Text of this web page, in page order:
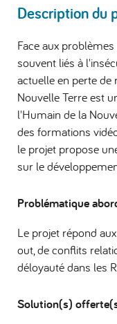
Description du
Face aux
souvent liés à
actuelle en perte de
Nouvelle Terre est
l'Humain de la
des formations
le projet propose
sur le
Problématique
Le projet répond
out, de conflits
déloyauté dans les
Solution(s)